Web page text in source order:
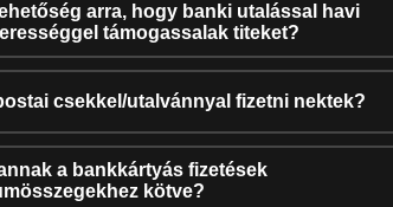
arra, hogy banki utalással havi
támogassalak titeket?
csekkel/utalvánnyal fizetni nektek?
a bankkártyás fizetések
kötve?